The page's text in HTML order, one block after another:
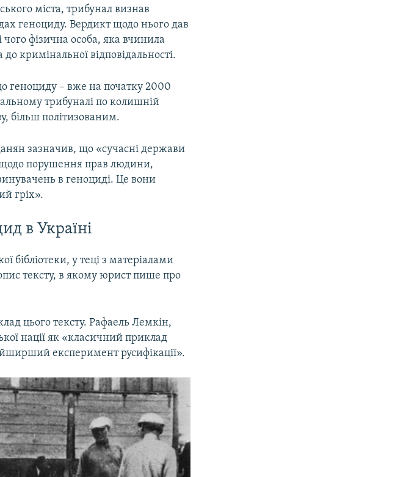
міста, трибунал визнав
геноциду. Вердикт щодо нього дав
чого фізична особа, яка вчинила
кримінальної відповідальності.
геноциду – вже на початку 2000
трибуналі по колишній
більш політизованим.
зазначив, що «сучасні держави
щодо порушення прав людини,
в геноциді. Це вони
гріх».
в Україні
бібліотеки, у теці з матеріалами
тексту, в якому юрист пише про
цього тексту. Рафаель Лемкін,
нації як «класичний приклад
експеримент русифікації».